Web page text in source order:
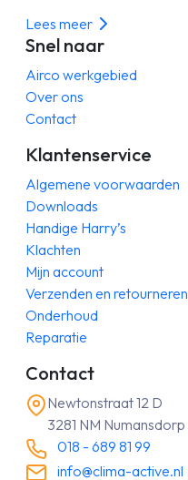
Lees meer
Snel naar
Airco werkgebied
Over ons
Contact
Klantenservice
Algemene voorwaarden
Downloads
Handige Harry’s
Klachten
Mijn account
Verzenden en retourneren
Onderhoud
Reparatie
Contact
Newtonstraat 12 D
3281 NM Numansdorp
018 - 689 81 99
info@clima-active.nl